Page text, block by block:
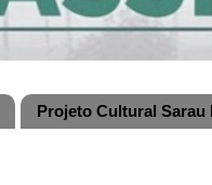
Projeto Cultural